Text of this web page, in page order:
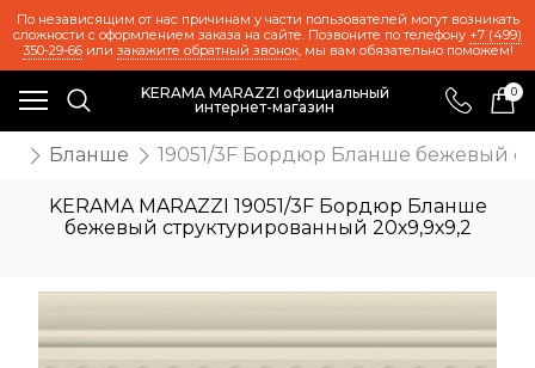
По независящим от нас причинам у части пользователей могут возникать
сложности с оформлением заказа на сайте. Позвоните по телефону +7 (499)
350-29-66или закажите обратный звонок, мы вам обязательно поможем!
KERAMA MARAZZI официальный
интернет-магазин
0
Бланше 19051/3F Бордюр Бланше бежевый
KERAMA MARAZZI 19051/3F Бордюр Бланше
бежевый структурированный 20х9,9х9,2